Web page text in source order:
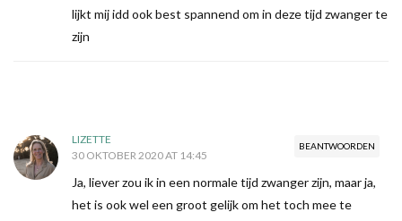
lijkt mij idd ook best spannend om in deze tijd zwanger te
zijn
BEANTWOORDEN
LIZETTE
30 OKTOBER 2020 AT 14:45
Ja, liever zou ik in een normale tijd zwanger zijn, maar ja,
het is ook wel een groot gelijk om het toch mee te